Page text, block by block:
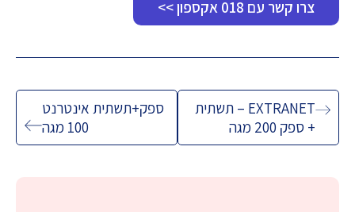
צרו קשר עם 018 אקספון >>
ניווט
EXTRANET – תשתית
+ ספק 200 מגה
ספק+תשתית אינטרנט
100 מגה